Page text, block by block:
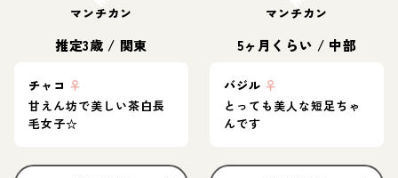
マンチカン
推定3歳 / 関東
チャコ ♀
甘えん坊で美しい茶白長
毛女子☆
マンチカン
5ヶ月くらい / 中部
バジル ♀
とっても美人な短足ちゃ
んです